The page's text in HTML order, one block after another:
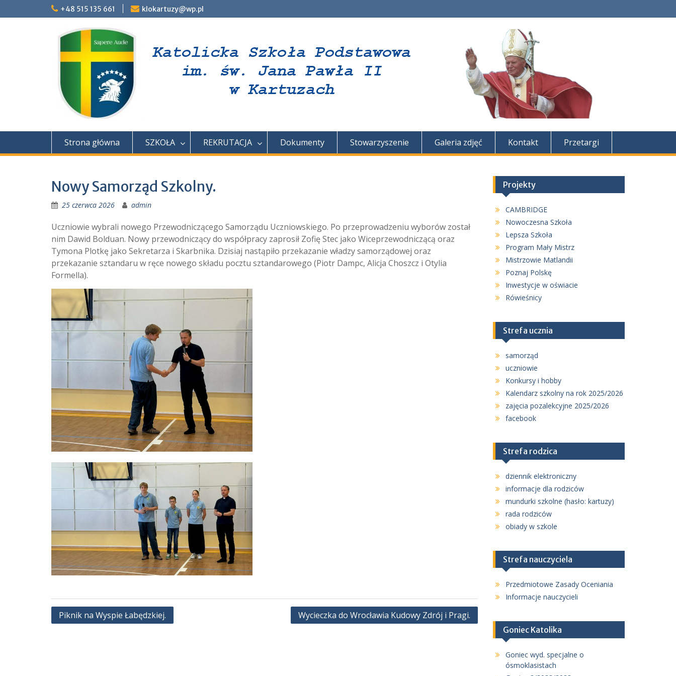
to
+48 515 135 661 klokartuzy@wp.pl
Strona główna SZKOŁA REKRUTACJA Dokumenty Stowarzyszenie Galeria zdjęć Kontakt Przetargi
Nowy Samorząd Szkolny.
25 czerwca 2026 admin
Uczniowie wybrali nowego Przewodniczącego Samorządu Uczniowskiego. Po przeprowadzeniu wyborów został
nim Dawid Bolduan. Nowy przewodniczący do współpracy zaprosił Zofię Stec jako Wiceprzewodniczącą oraz
Tymona Plotkę jako Sekretarza i Skarbnika. Dzisiaj nastąpiło przekazanie władzy samorządowej oraz
przekazanie sztandaru w ręce nowego składu pocztu sztandarowego (Piotr Dampc, Alicja Choszcz i Otylia
Formella).
Nawigacja
Piknik na Wyspie Łabędzkiej. Wycieczka do Wrocławia Kudowy Zdrój i Pragi.
Projekty
CAMBRIDGE
Nowoczesna Szkoła
Lepsza Szkoła
Program Mały Mistrz
Mistrzowie Matlandii
Poznaj Polskę
Inwestycje w oświacie
Rówieśnicy
Strefa ucznia
samorząd
uczniowie
Konkursy i hobby
Kalendarz szkolny na rok 2025/2026
zajęcia pozalekcyjne 2025/2026
facebook
Strefa rodzica
dziennik elektroniczny
informacje dla rodziców
mundurki szkolne (hasło: kartuzy)
rada rodziców
obiady w szkole
Strefa nauczyciela
Przedmiotowe Zasady Oceniania
Informacje nauczycieli
Goniec Katolika
Goniec wyd. specjalne o
ósmoklasistach